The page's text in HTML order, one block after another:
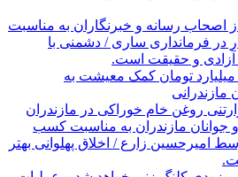
اصحاب رسانه و خبرنگاران به مناسبت
در فرمانداری ساری / دشمنی با
آزادی و حقیقت است.
پرداخت بیش از ۴۰۰ میلیارد تومان کمک معیشت به
مازندرانی
جوانان مازندران به مناسبت کسب
امیرحسین زارع / اخلاق پهلوانی بهتر